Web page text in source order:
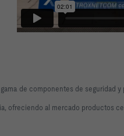
de componentes de seguridad
ofreciendo al mercado productos